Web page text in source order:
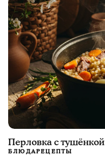
Перловка с тушёнкой
БЛЮДАРЕЦЕПТЫ